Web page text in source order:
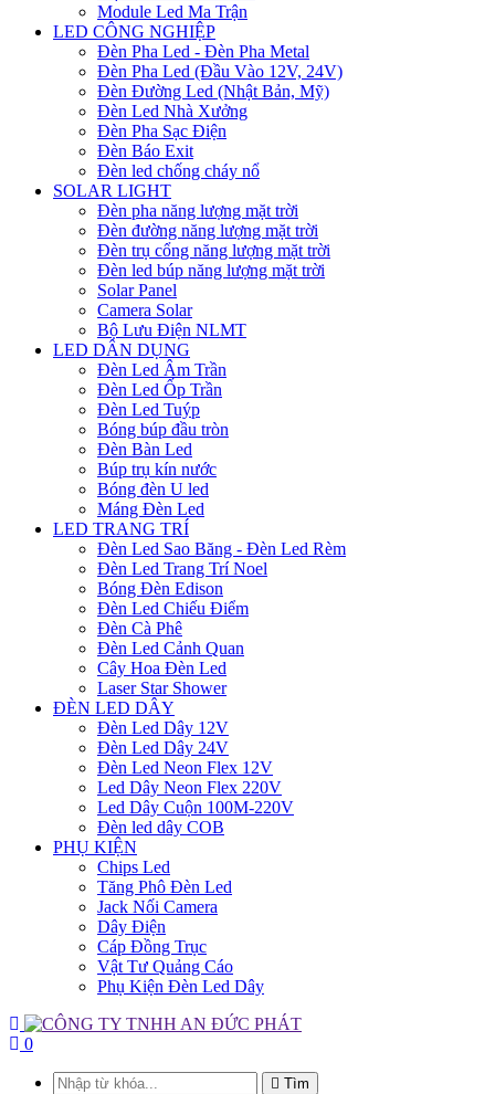
Module Led Ma Trận
LED CÔNG NGHIỆP
Đèn Pha Led - Đèn Pha Metal
Đèn Pha Led (Đầu Vào 12V, 24V)
Đèn Đường Led (Nhật Bản, Mỹ)
Đèn Led Nhà Xưởng
Đèn Pha Sạc Điện
Đèn Báo Exit
Đèn led chống cháy nổ
SOLAR LIGHT
Đèn pha năng lượng mặt trời
Đèn đường năng lượng mặt trời
Đèn trụ cổng năng lượng mặt trời
Đèn led búp năng lượng mặt trời
Solar Panel
Camera Solar
Bộ Lưu Điện NLMT
LED DÂN DỤNG
Đèn Led Âm Trần
Đèn Led Ốp Trần
Đèn Led Tuýp
Bóng búp đầu tròn
Đèn Bàn Led
Búp trụ kín nước
Bóng đèn U led
Máng Đèn Led
LED TRANG TRÍ
Đèn Led Sao Băng - Đèn Led Rèm
Đèn Led Trang Trí Noel
Bóng Đèn Edison
Đèn Led Chiếu Điểm
Đèn Cà Phê
Đèn Led Cảnh Quan
Cây Hoa Đèn Led
Laser Star Shower
ĐÈN LED DÂY
Đèn Led Dây 12V
Đèn Led Dây 24V
Đèn Led Neon Flex 12V
Led Dây Neon Flex 220V
Led Dây Cuộn 100M-220V
Đèn led dây COB
PHỤ KIỆN
Chips Led
Tăng Phô Đèn Led
Jack Nối Camera
Dây Điện
Cáp Đồng Trục
Vật Tư Quảng Cáo
Phụ Kiện Đèn Led Dây
0
Tìm